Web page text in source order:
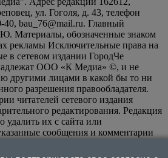
ул. Гоголя, д. 43, телефон
40, bau_76@mail.ru. Главный
Материалы, обозначенные знаком
рекламы Исключительные права на
в сетевом издании ГородЧе
ООО «К Медиа» ©, и не
другими лицами в какой бы то ни
разрешения правообладателя.
читателей сетевого издания
редактирования. Редакция
удалить их с сайта или
сообщения и комментарии
закона.